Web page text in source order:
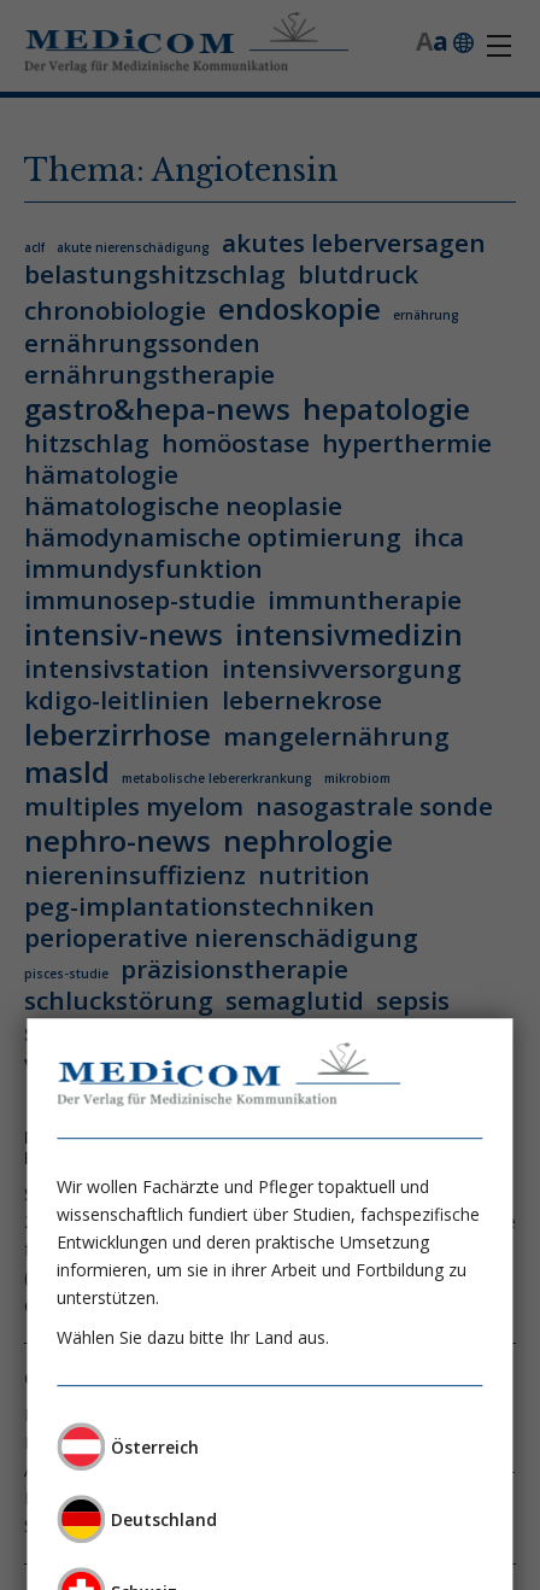
a
A
Thema: Angiotensin
aclf akute nierenschädigung
akutes leberversagen
belastungshitzschlag blutdruck
chronobiologie endoskopie ernährung
ernährungssonden
ernährungstherapie
gastro&hepa-news hepatologie
hitzschlag homöostase hyperthermie
hämatologie
hämatologische neoplasie
hämodynamische optimierung ihca
immundysfunktion
immunosep-studie immuntherapie
intensiv-news intensivmedizin
intensivstation intensivversorgung
kdigo-leitlinien lebernekrose
leberzirrhose mangelernährung
masld metabolische lebererkrankung mikrobiom
multiples myelom nasogastrale sonde
nephro-news nephrologie
niereninsuffizienz nutrition
peg-implantationstechniken
perioperative nierenschädigung
pisces-studie
präzisionstherapie
schluckstörung semaglutid sepsis
septischer schock
vasopressortherapie
öggh
Neues zum nephroprotektiven Potential von SGLT-2-
Hemmern
Studien der letzten Jahre haben die Substanzklasse der SGLT-
2-Hemmer als vielversprechendste pharmakologische Therapie
für diabetische Patienten mit chronischer Niereninsuffizienz
(CKD) und zuletzt auch mit systolischer Herzinsuffizienz
erscheinen lassen.
Ontarget: Bedeutung für den Nephrologen
In der Behandlung der Hypertonie bei Patienten mit
Nierenerkrankung wird oft die Frage gestellt, ob ein
Angiotensin-Rezeptorblocker (ARB) ebenso gut ist wie ein ACE-
Hemmer (ACEH) und insbesondere, ob die Kombination beider
Substanzen besser ist als die Monotherapie.
Wir wollen Fachärzte und Pfleger topaktuell und
wissenschaftlich fundiert über Studien, fachspezifische
Entwicklungen und deren praktische Umsetzung
informieren, um sie in ihrer Arbeit und Fortbildung zu
unterstützen.
Wählen Sie dazu bitte Ihr Land aus.
Österreich
Deutschland